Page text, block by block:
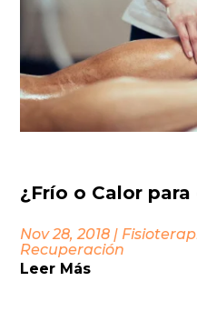
¿Frío o Calor
Nov 28, 2018 |
Recuperación
Leer Más